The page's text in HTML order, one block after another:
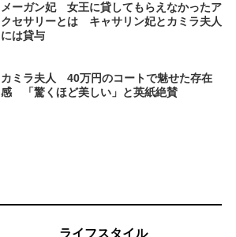
メーガン妃 女王に貸してもらえなかったア
クセサリーとは キャサリン妃とカミラ夫人
には貸与
カミラ夫人 40万円のコートで魅せた存在
感 「驚くほど美しい」と英紙絶賛
ライフスタイル